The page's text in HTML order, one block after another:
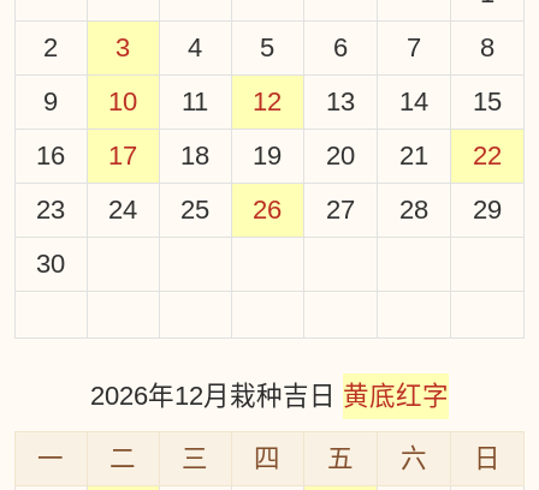
2
3 4 5 6 7
8
9
10 11 12 13 14
15
16
17 18 19 20 21
22
23
24 25 26 27 28
29
30
2026年12月栽种吉日 黄底红字
一 二 三 四 五 六
日